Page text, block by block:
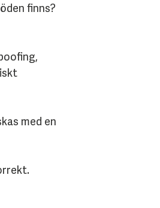
finns?
med en